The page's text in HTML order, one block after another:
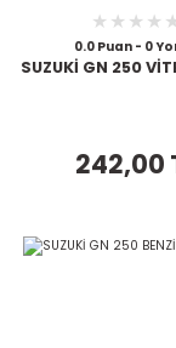
0.0 Puan - 0
SUZUKİ GN 250
242,00